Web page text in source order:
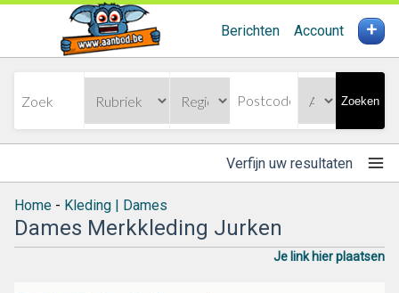
Berichten Account +
Zoeken
Verfijn uw resultaten
Home - Kleding | Dames
Dames Merkkleding Jurken
Je link hier plaatsen